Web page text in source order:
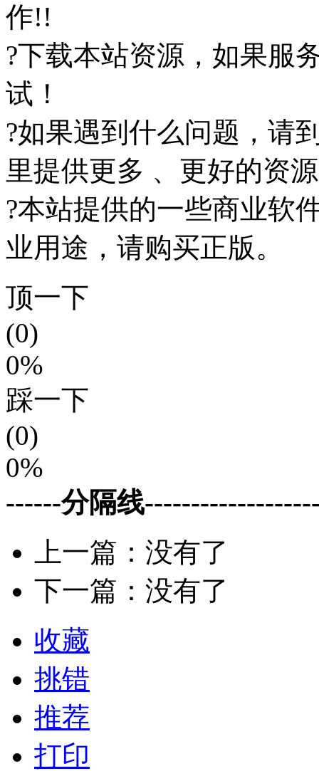
作!!
?下载本站资源，如果服
试！
?如果遇到什么问题，请
里提供更多 、更好的资
?本站提供的一些商业软
业用途，请购买正版。
顶一下
(0)
0%
踩一下
(0)
0%
------分隔线
上一篇：没有了
下一篇：没有了
收藏
挑错
推荐
打印